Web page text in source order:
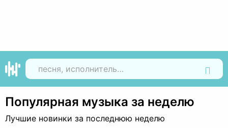
Популярная музыка за неделю
Лучшие новинки за последнюю неделю